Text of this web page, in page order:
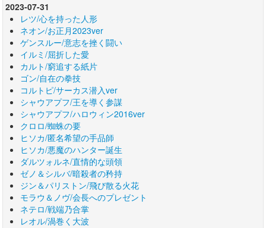
2023-07-31
レツ/心を持った人形
ネオン/お正月2023ver
ゲンスルー/意志を挫く闘い
イルミ/屈折した愛
カルト/窮追する紙片
ゴン/自在の拳技
コルトピ/サーカス潜入ver
シャウアプフ/王を導く参謀
シャウアプフ/ハロウィン2016ver
クロロ/蜘蛛の要
ヒソカ/匿名希望の手品師
ヒソカ/悪魔のハンター誕生
ダルツォルネ/直情的な頭領
ゼノ＆シルバ/暗殺者の矜持
ジン＆パリストン/飛び散る火花
モラウ＆ノヴ/会長へのプレゼント
ネテロ/戦端乃合掌
レオル/渦巻く大波